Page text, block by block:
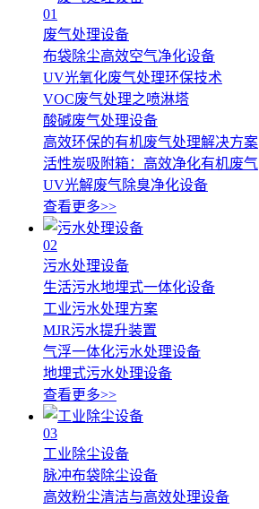
01
废气处理设备
布袋除尘高效空气净化设备
UV光氧化废气处理环保技术
VOC废气处理之喷淋塔
酸碱废气处理设备
高效环保的有机废气处理解决方案
活性炭吸附箱：高效净化有机废气
UV光解废气除臭净化设备
查看更多>>
02
污水处理设备
生活污水地埋式一体化设备
工业污水处理方案
MJR污水提升装置
气浮一体化污水处理设备
地埋式污水处理设备
查看更多>>
03
工业除尘设备
脉冲布袋除尘设备
高效粉尘清洁与高效处理设备